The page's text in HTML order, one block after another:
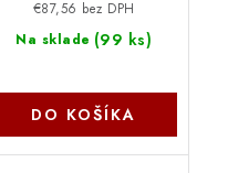
Na sklade (99 ks)
€87,56 bez DPH
DO KOŠÍKA